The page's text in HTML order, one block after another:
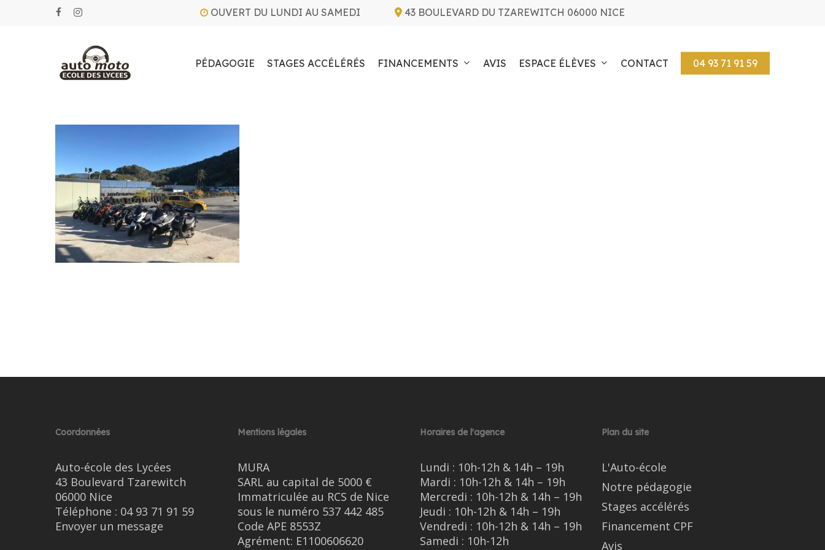
facebookinstagram OUVERT DU LUNDI AU SAMEDI 43 BOULEVARD DU TZAREWITCH 06000 NICE
PÉDAGOGIE STAGES ACCÉLÉRÉS FINANCEMENTS AVIS ESPACE ÉLÈVES CONTACT 04 93 71 91 59
Coordonnées
Auto-école des Lycées
43 Boulevard Tzarewitch
06000 Nice
Téléphone : 04 93 71 91 59
Envoyer un message
Mentions légales
MURA
SARL au capital de 5000 €
Immatriculée au RCS de Nice
sous le numéro 537 442 485
Code APE 8553Z
Agrément: E1100606620
Horaires de l'agence
Lundi : 10h-12h & 14h – 19h
Mardi : 10h-12h & 14h – 19h
Mercredi : 10h-12h & 14h – 19h
Jeudi : 10h-12h & 14h – 19h
Vendredi : 10h-12h & 14h – 19h
Samedi : 10h-12h
Plan du site
L'Auto-école
Notre pédagogie
Stages accélérés
Financement CPF
Avis